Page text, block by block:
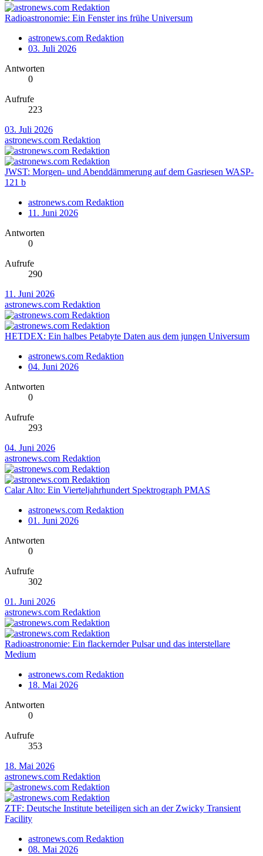
Radioastronomie: Ein Fenster ins frühe Universum
astronews.com Redaktion
03. Juli 2026
Antworten
0
Aufrufe
223
03. Juli 2026
astronews.com Redaktion
JWST: Morgen- und Abenddämmerung auf dem Gasriesen WASP-
121 b
astronews.com Redaktion
11. Juni 2026
Antworten
0
Aufrufe
290
11. Juni 2026
astronews.com Redaktion
HETDEX: Ein halbes Petabyte Daten aus dem jungen Universum
astronews.com Redaktion
04. Juni 2026
Antworten
0
Aufrufe
293
04. Juni 2026
astronews.com Redaktion
Calar Alto: Ein Vierteljahrhundert Spektrograph PMAS
astronews.com Redaktion
01. Juni 2026
Antworten
0
Aufrufe
302
01. Juni 2026
astronews.com Redaktion
Radioastronomie: Ein flackernder Pulsar und das interstellare
Medium
astronews.com Redaktion
18. Mai 2026
Antworten
0
Aufrufe
353
18. Mai 2026
astronews.com Redaktion
ZTF: Deutsche Institute beteiligen sich an der Zwicky Transient
Facility
astronews.com Redaktion
08. Mai 2026